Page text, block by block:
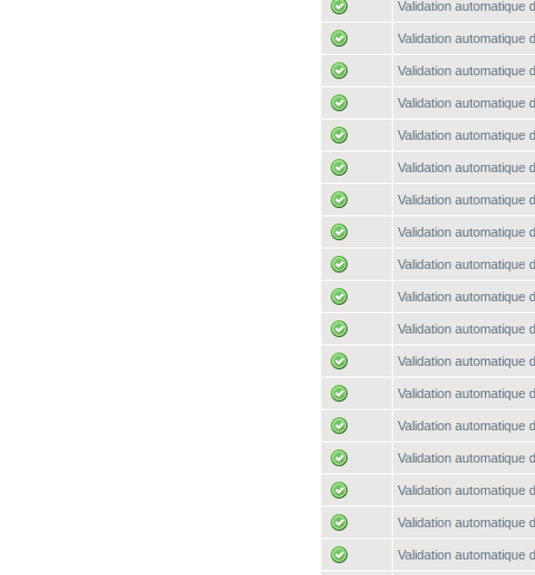
Validation automatique
Validation automatique
Validation automatique
Validation automatique
Validation automatique
Validation automatique
Validation automatique
Validation automatique
Validation automatique
Validation automatique
Validation automatique
Validation automatique
Validation automatique
Validation automatique
Validation automatique
Validation automatique
Validation automatique
Validation automatique